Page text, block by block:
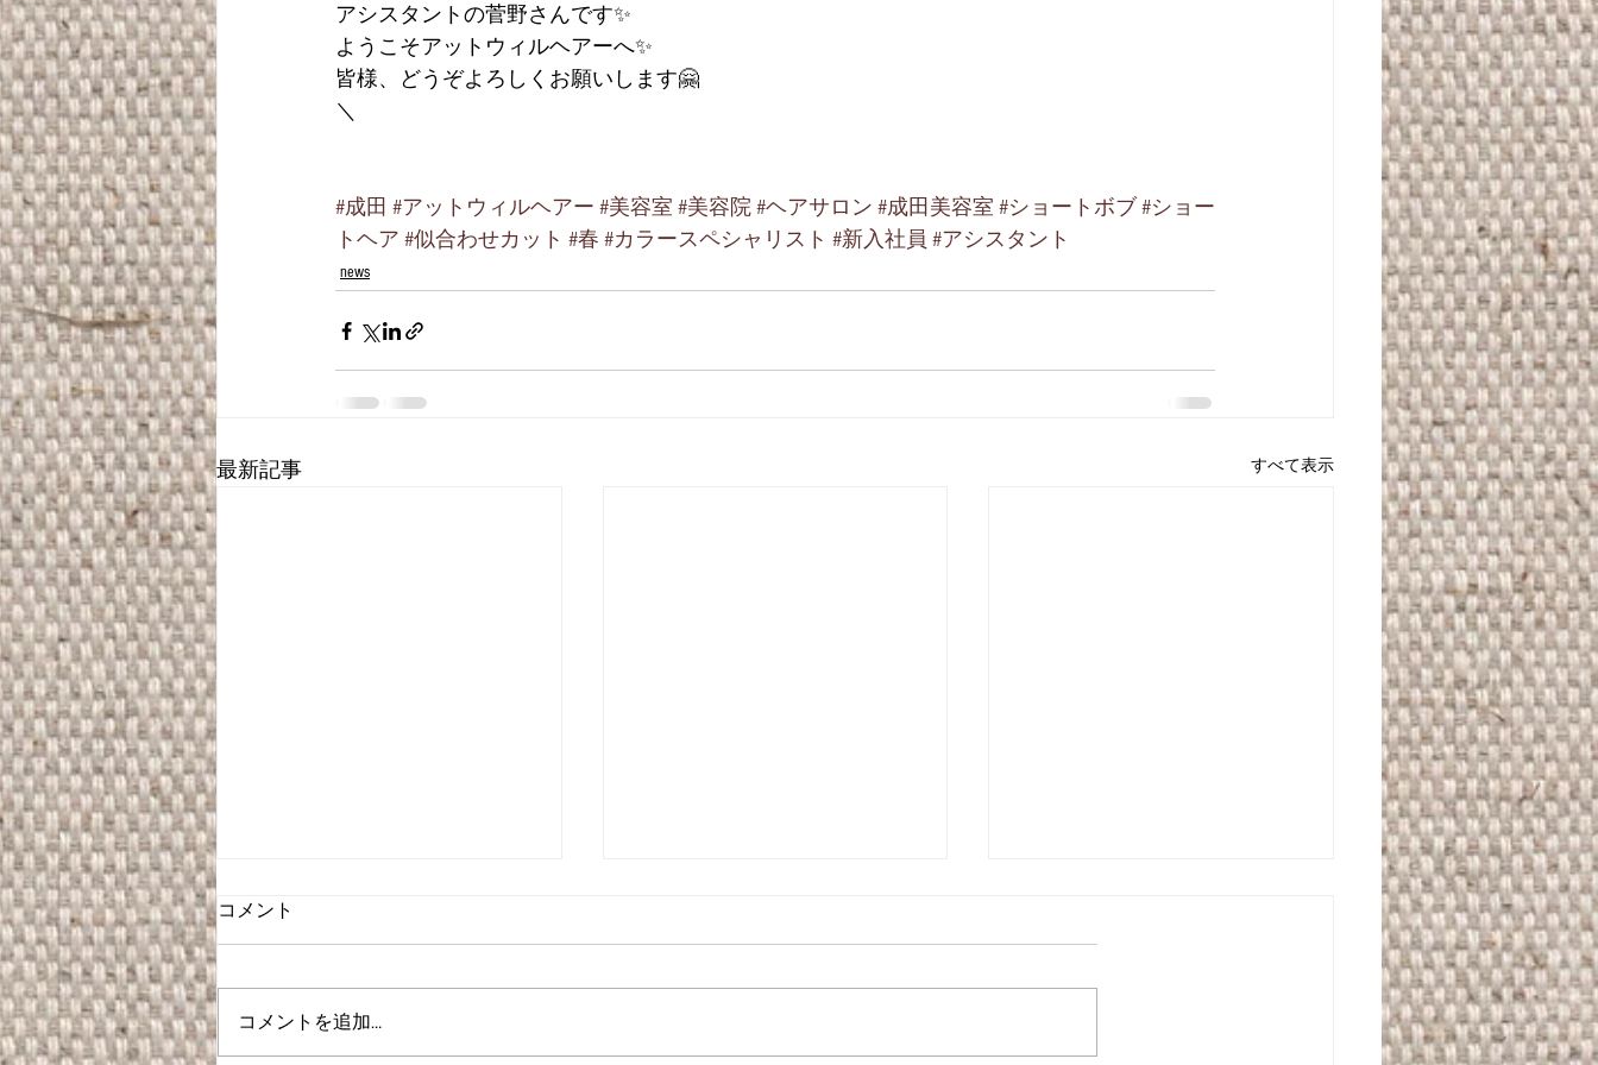
アシスタントの菅野さんです✨
ようこそアットウィルヘアーへ✨
皆様、どうぞよろしくお願いします🤗
＼
#成田 #アットウィルヘアー #美容室 #美容院#ヘアサロン #成田美容室 #ショートボブ #ショー
トヘア #似合わせカット #春 #カラースペシャリスト #新入社員 #アシスタント
news
最新記事 すべて表示
コメント
コメントを追加…